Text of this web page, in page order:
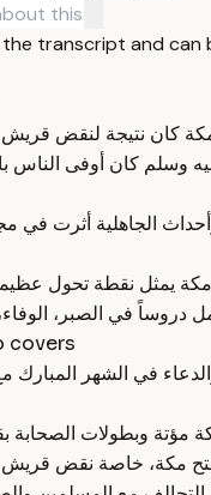
transcript and can
وسلم كان أوفى الناس
وأحداث الجاهلية أثرت في
covers
في الشهر